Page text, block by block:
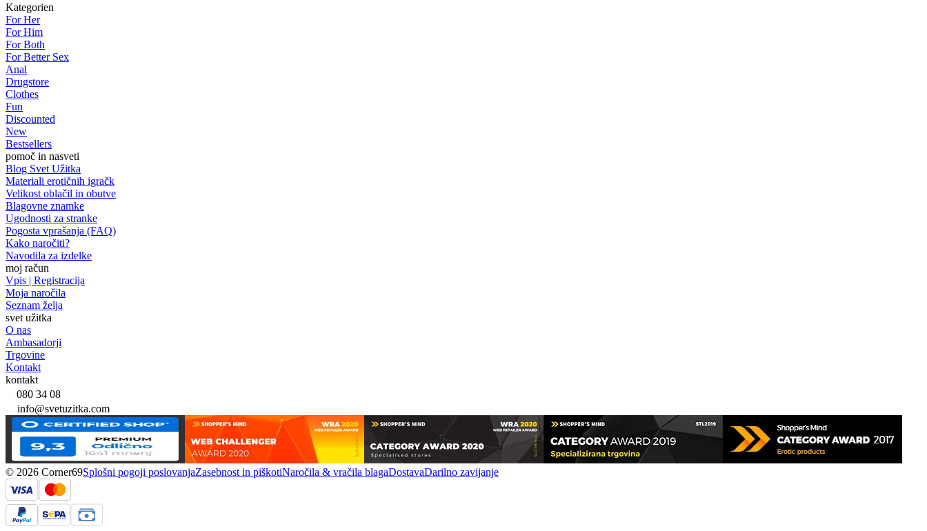
Kategorien
For Her
For Him
For Both
For Better Sex
Anal
Drugstore
Clothes
Fun
Discounted
New
Bestsellers
pomoč in nasveti
Blog Svet Užitka
Materiali erotičnih igračk
Velikost oblačil in obutve
Blagovne znamke
Ugodnosti za stranke
Pogosta vprašanja (FAQ)
Kako naročiti?
Navodila za izdelke
moj račun
Vpis | Registracija
Moja naročila
Seznam želja
svet užitka
O nas
Ambasadorji
Trgovine
Kontakt
kontakt
080 34 08
info@svetuzitka.com
© 2026 Corner69Splošni pogoji poslovanjaZasebnost in piškotiNaročila & vračila blagaDostavaDarilno zavijanje